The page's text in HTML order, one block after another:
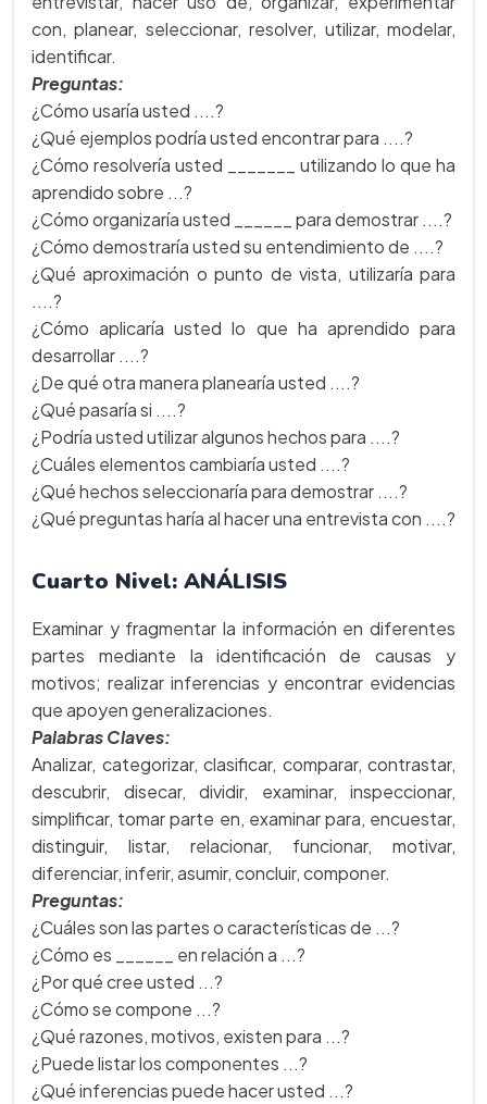
con, planear, seleccionar, resolver, utilizar, modelar,
identificar.
Preguntas:
¿Cómo usaría usted ....?
¿Qué ejemplos podría usted encontrar para ....?
¿Cómo resolvería usted _______ utilizando lo que ha
aprendido sobre ...?
¿Cómo organizaría usted ______ para demostrar ....?
¿Cómo demostraría usted su entendimiento de ....?
¿Qué aproximación o punto de vista, utilizaría para
....?
¿Cómo aplicaría usted lo que ha aprendido para
desarrollar ....?
¿De qué otra manera planearía usted ....?
¿Qué pasaría si ....?
¿Podría usted utilizar algunos hechos para ....?
¿Cuáles elementos cambiaría usted ....?
¿Qué hechos seleccionaría para demostrar ....?
¿Qué preguntas haría al hacer una entrevista con ....?
Cuarto Nivel: ANÁLISIS
Examinar y fragmentar la información en diferentes
partes mediante la identificación de causas y
motivos; realizar inferencias y encontrar evidencias
que apoyen generalizaciones.
Palabras Claves:
Analizar, categorizar, clasificar, comparar, contrastar,
descubrir, disecar, dividir, examinar, inspeccionar,
simplificar, tomar parte en, examinar para, encuestar,
distinguir, listar, relacionar, funcionar, motivar,
diferenciar, inferir, asumir, concluir, componer.
Preguntas:
¿Cuáles son las partes o características de ...?
¿Cómo es ______ en relación a ...?
¿Por qué cree usted ...?
¿Cómo se compone ...?
¿Qué razones, motivos, existen para ...?
¿Puede listar los componentes ...?
¿Qué inferencias puede hacer usted ...?